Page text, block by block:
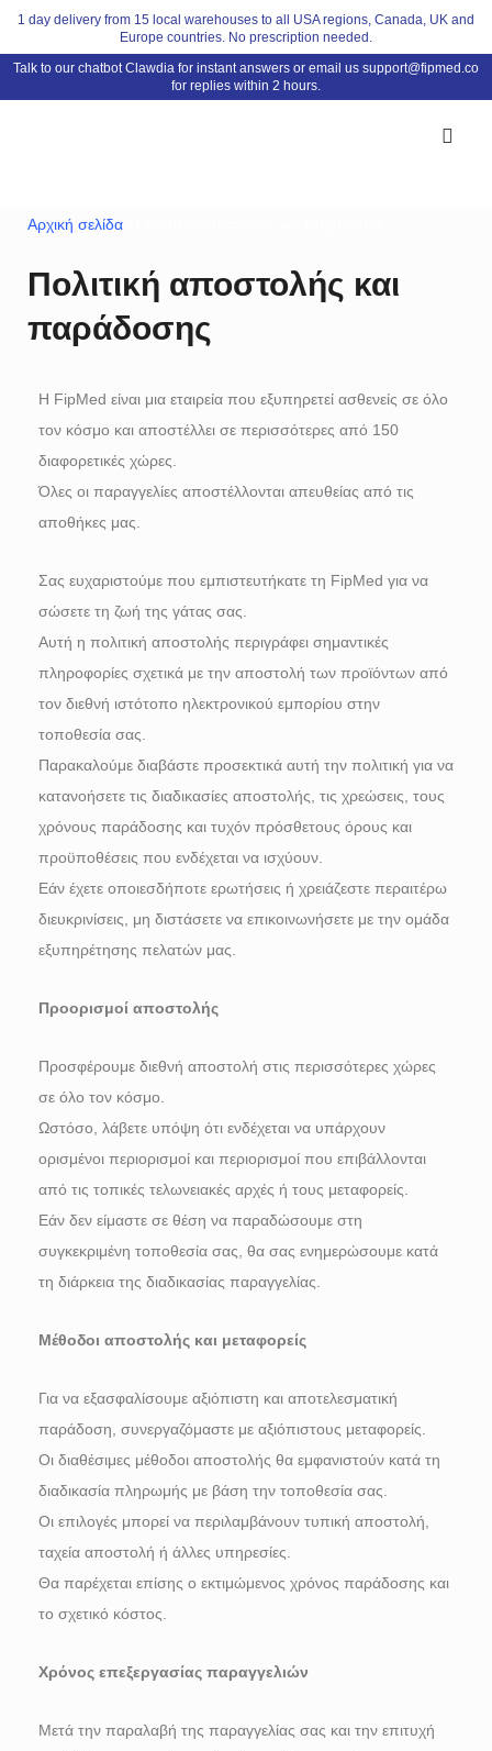
1 day delivery from 15 local warehouses to all USA regions, Canada, UK and
Europe countries. No prescription needed.
Talk to our chatbot Clawdia for instant answers or email us support@fipmed.co
for replies within 2 hours.
Αρχική σελίδα
Πολιτική αποστολής και
παράδοσης
Η FipMed είναι μια εταιρεία που εξυπηρετεί ασθενείς σε όλο
τον κόσμο και αποστέλλει σε περισσότερες από 150
διαφορετικές χώρες.
Όλες οι παραγγελίες αποστέλλονται απευθείας από τις
αποθήκες μας.
Σας ευχαριστούμε που εμπιστευτήκατε τη FipMed για να
σώσετε τη ζωή της γάτας σας.
Αυτή η πολιτική αποστολής περιγράφει σημαντικές
πληροφορίες σχετικά με την αποστολή των προϊόντων από
τον διεθνή ιστότοπο ηλεκτρονικού εμπορίου στην
τοποθεσία σας.
Παρακαλούμε διαβάστε προσεκτικά αυτή την πολιτική για να
κατανοήσετε τις διαδικασίες αποστολής, τις χρεώσεις, τους
χρόνους παράδοσης και τυχόν πρόσθετους όρους και
προϋποθέσεις που ενδέχεται να ισχύουν.
Εάν έχετε οποιεσδήποτε ερωτήσεις ή χρειάζεστε περαιτέρω
διευκρινίσεις, μη διστάσετε να επικοινωνήσετε με την ομάδα
εξυπηρέτησης πελατών μας.
Προορισμοί αποστολής
Προσφέρουμε διεθνή αποστολή στις περισσότερες χώρες
σε όλο τον κόσμο.
Ωστόσο, λάβετε υπόψη ότι ενδέχεται να υπάρχουν
ορισμένοι περιορισμοί και περιορισμοί που επιβάλλονται
από τις τοπικές τελωνειακές αρχές ή τους μεταφορείς.
Εάν δεν είμαστε σε θέση να παραδώσουμε στη
συγκεκριμένη τοποθεσία σας, θα σας ενημερώσουμε κατά
τη διάρκεια της διαδικασίας παραγγελίας.
Μέθοδοι αποστολής και μεταφορείς
Για να εξασφαλίσουμε αξιόπιστη και αποτελεσματική
παράδοση, συνεργαζόμαστε με αξιόπιστους μεταφορείς.
Οι διαθέσιμες μέθοδοι αποστολής θα εμφανιστούν κατά τη
διαδικασία πληρωμής με βάση την τοποθεσία σας.
Οι επιλογές μπορεί να περιλαμβάνουν τυπική αποστολή,
ταχεία αποστολή ή άλλες υπηρεσίες.
Θα παρέχεται επίσης ο εκτιμώμενος χρόνος παράδοσης και
το σχετικό κόστος.
Χρόνος επεξεργασίας παραγγελιών
Μετά την παραλαβή της παραγγελίας σας και την επιτυχή